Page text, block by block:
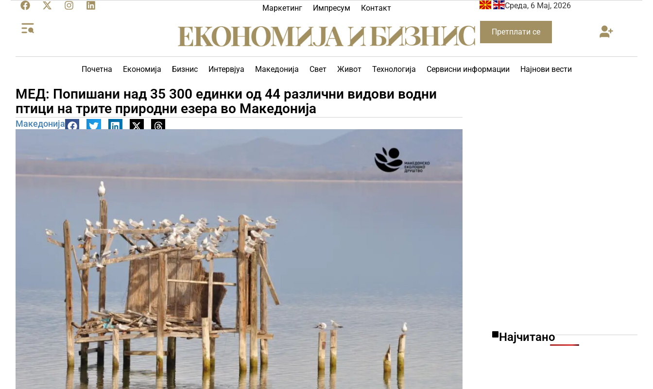
Маркетинг Импресум Контакт Среда, 6 Мај, 2026
Претплати се
Почетна Економија Бизнис Интервјуа Македонија Свет Живот Технологија Сервисни информации Најнови вести
МЕД: Попишани над 35 300 единки од 44 различни видови водни
птици на трите природни езера во Македонија
Македонија
Најчитано